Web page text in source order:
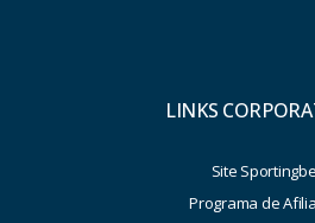
LINKS
Site
Programa de